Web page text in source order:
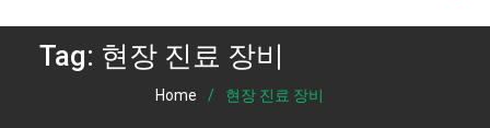
Tag: 현장 진료 장비
Home 현장 진료 장비